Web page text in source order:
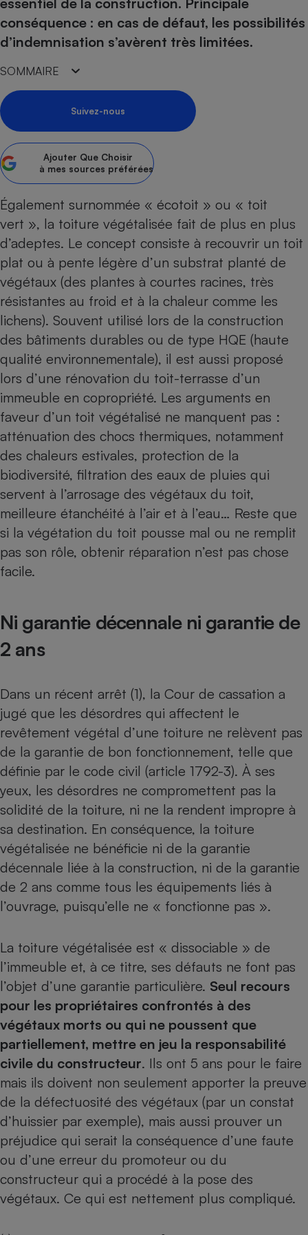
conséquence : en cas de défaut, les possibilités
d’indemnisation s’avèrent très limitées.
SOMMAIRE
Suivez-nous
Ajouter Que Choisir
à mes sources préférées
Également surnommée « écotoit » ou « toit
vert », la toiture végétalisée fait de plus en plus
d’adeptes. Le concept consiste à recouvrir un toit
plat ou à pente légère d’un substrat planté de
végétaux (des plantes à courtes racines, très
résistantes au froid et à la chaleur comme les
lichens). Souvent utilisé lors de la construction
des bâtiments durables ou de type HQE (haute
qualité environnementale), il est aussi proposé
lors d’une rénovation du toit-terrasse d’un
immeuble en copropriété. Les arguments en
faveur d’un toit végétalisé ne manquent pas :
atténuation des chocs thermiques, notamment
des chaleurs estivales, protection de la
biodiversité, filtration des eaux de pluies qui
servent à l’arrosage des végétaux du toit,
meilleure étanchéité à l’air et à l’eau… Reste que
si la végétation du toit pousse mal ou ne remplit
pas son rôle, obtenir réparation n’est pas chose
facile.
Ni garantie décennale ni garantie de
2 ans
Dans un récent arrêt (1), la Cour de cassation a
jugé que les désordres qui affectent le
revêtement végétal d’une toiture ne relèvent pas
de la garantie de bon fonctionnement, telle que
définie par le code civil (article 1792-3). À ses
yeux, les désordres ne compromettent pas la
solidité de la toiture, ni ne la rendent impropre à
sa destination. En conséquence, la toiture
végétalisée ne bénéficie ni de la garantie
décennale liée à la construction, ni de la garantie
de 2 ans comme tous les équipements liés à
l’ouvrage, puisqu’elle ne « fonctionne pas ».
La toiture végétalisée est « dissociable » de
l’immeuble et, à ce titre, ses défauts ne font pas
l’objet d’une garantie particulière. Seul recours
pour les propriétaires confrontés à des
végétaux morts ou qui ne poussent que
partiellement, mettre en jeu la responsabilité
civile du constructeur. Ils ont 5 ans pour le faire
mais ils doivent non seulement apporter la preuve
de la défectuosité des végétaux (par un constat
d’huissier par exemple), mais aussi prouver un
préjudice qui serait la conséquence d’une faute
ou d’une erreur du promoteur ou du
constructeur qui a procédé à la pose des
végétaux. Ce qui est nettement plus compliqué.
Sécurité - Hygiène
Complément
alimentaire
Assurance
Banque - Crédit
Mutuelle
Assurance emprunteur
Banque
Circulation routière
Contrôle technique -
Comparateur auto
Supermarché - Drive
Comparatif plaque à
Comparatif hotte
Comparatif cafetière
Comparatif robot cuiseur
Comparatif centrale
Gros électroménager
Petit électroménager -
Lave-linge
Climatiseur -
Ventilateur
Cafetière à expressos
Robot ménager
Comparatif barre de son
Comparatif imprimante
Image et son
Informatique
Internet
Téléphonie
Téléviseur
Téléphone mobile -
Smartphone
Antivirus
Crédit immobilier
Comparatif poêle à
Comparatif radiateur
Chauffage
Produit d'entretien
Sécurité domestique
Matelas
Climatiseur -
Ventilateur
Mutuelle
Antimoustique
Retraite
Choisir son fioul
Choisir son pellet
Energie Moins Chère Ensemble
Tous les comparateurs
Toutes les cartes interactives
Speedtest - Testez le débit de votre
connexion Internet